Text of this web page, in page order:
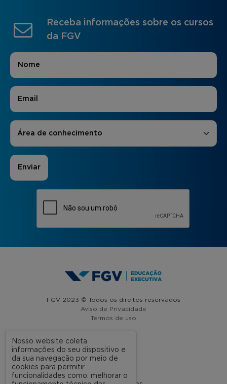
Receba informações sobre os cursos
da FGV
Nome
E-mail
Áreas de Interesse
Área de conhecimento
FGV 2023 © Todos os direitos reservados
Aviso de Privacidade
Termos de uso
A FGV
Nosso website coleta
informações do seu dispositivo e
da sua navegação por meio de
cookies para permitir
funcionalidades como: melhorar o